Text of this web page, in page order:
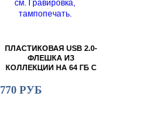
ПЛАСТИКОВАЯ USB 2.0-
ФЛЕШКА ИЗ
КОЛЛЕКЦИИ НА 64 ГБ С
МЕХАНИЗМОМ И
ДОПОЛНИТЕЛЬНЫМ
770 РУБ